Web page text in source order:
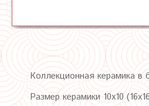
Коллекционная керамика в
Размер керамики 10х10